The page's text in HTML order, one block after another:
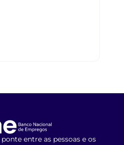
entre as pessoas e os